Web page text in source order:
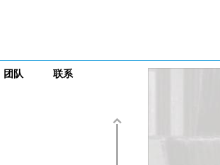
团队 联系